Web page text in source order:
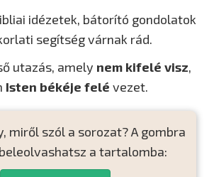
idézetek, bátorító gondolatok
segítség várnak rád.
utazás, amely nem kifelé visz,
Isten békéje felé vezet.
miről szól a sorozat? A gombra
a tartalomba: